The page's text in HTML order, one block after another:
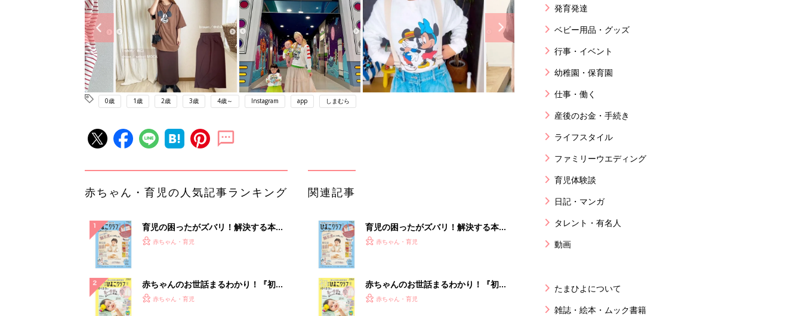
0歳 1歳 2歳 3歳 4歳～ Instagram app しまむら
赤ちゃん・育児の人気記事ランキング
育児の困ったがズバリ！解決する本
『ひよこクラブ 秋号』 4カ月～2才
赤ちゃん・育児
赤ちゃんのお世話まるわかり！『初め
てのひよこクラブ 夏号』〈巻頭大特
赤ちゃん・育児
関連記事
育児の困ったがズバリ！解決する本
『ひよこクラブ 秋号』 4カ月～2才
赤ちゃん・育児
赤ちゃんのお世話まるわかり！『初め
てのひよこクラブ 夏号』〈巻頭大特
赤ちゃん・育児
発育発達
ベビー用品・グッズ
行事・イベント
幼稚園・保育園
仕事・働く
産後のお金・手続き
ライフスタイル
ファミリーウエディング
育児体験談
日記・マンガ
タレント・有名人
動画
たまひよについて
雑誌・絵本・ムック書籍